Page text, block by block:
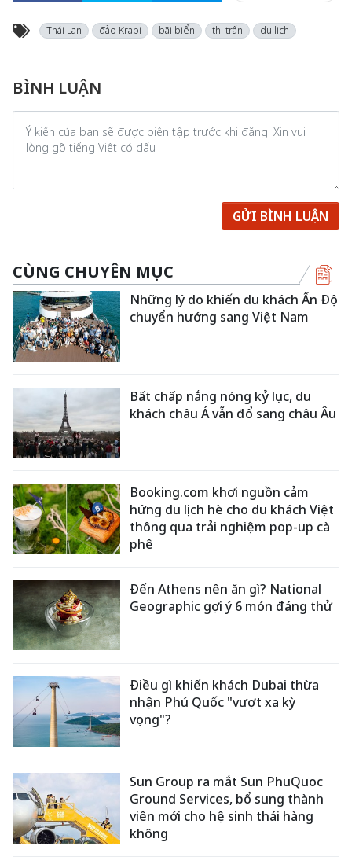
Thái Lan đảo Krabi bãi biển thị trấn du lịch
BÌNH LUẬN
GỬI BÌNH LUẬN
CÙNG CHUYÊN MỤC
Những lý do khiến du khách Ấn Độ
chuyển hướng sang Việt Nam
Bất chấp nắng nóng kỷ lục, du
khách châu Á vẫn đổ sang châu Âu
Booking.com khơi nguồn cảm
hứng du lịch hè cho du khách Việt
thông qua trải nghiệm pop-up cà
phê
Đến Athens nên ăn gì? National
Geographic gợi ý 6 món đáng thử
Điều gì khiến khách Dubai thừa
nhận Phú Quốc "vượt xa kỳ
vọng"?
Sun Group ra mắt Sun PhuQuoc
Ground Services, bổ sung thành
viên mới cho hệ sinh thái hàng
không